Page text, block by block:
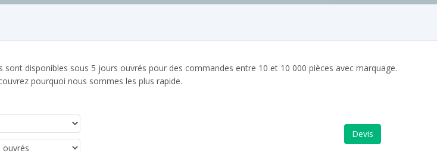
disponibles sous 5 jours ouvrés pour des commandes entre 10 et 10 000 pièces avec marquage.
pourquoi nous sommes les plus rapide.
Devis